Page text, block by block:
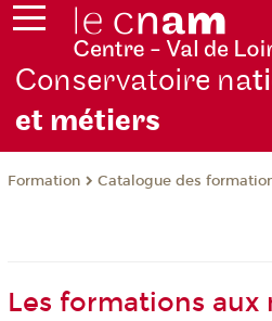
Conservatoire na
et métiers
Formation Catalogue des
Les formations aux